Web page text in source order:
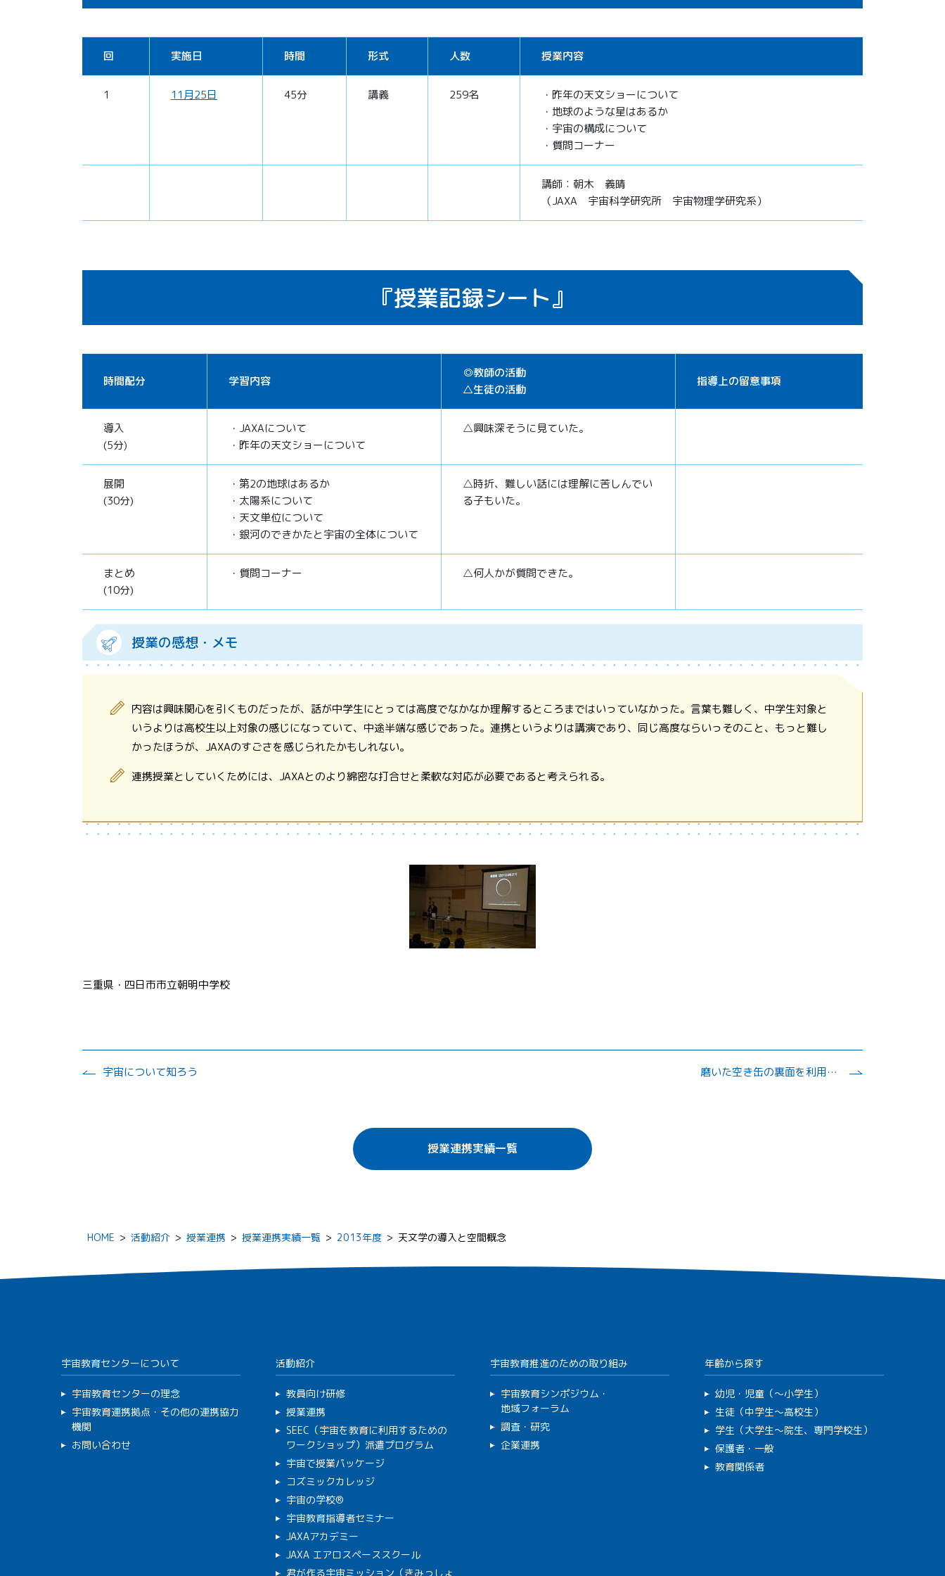
回 実施日 時間 形式 人数 授業内容
1 11月25日 45分 講義 259名
・昨年の天文ショーについて
・地球のような星はあるか
・宇宙の構成について
・質問コーナー
講師：朝木 義晴
（JAXA 宇宙科学研究所 宇宙物理学研究系）
『授業記録シート』
時間配分 学習内容
◎教師の活動
△生徒の活動
指導上の留意事項
導入
(5分)
・JAXAについて
・昨年の天文ショーについて
△興味深そうに見ていた。
展開
(30分)
・第2の地球はあるか
・太陽系について
・天文単位について
・銀河のできかたと宇宙の全体について
△時折、難しい話には理解に苦しんでい
る子もいた。
まとめ
(10分)
・質問コーナー △何人かが質問できた。
授業の感想・メモ
内容は興味関心を引くものだったが、話が中学生にとっては高度でなかなか理解するところまではいっていなかった。言葉も難しく、中学生対象と
いうよりは高校生以上対象の感じになっていて、中途半端な感じであった。連携というよりは講演であり、同じ高度ならいっそのこと、もっと難し
かったほうが、JAXAのすごさを感じられたかもしれない。
連携授業としていくためには、JAXAとのより綿密な打合せと柔軟な対応が必要であると考えられる。
三重県・四日市市立朝明中学校
宇宙について知ろう 磨いた空き缶の裏面を利用して、光の反射でマッチに火をつける
授業連携実績一覧
HOME > 活動紹介 > 授業連携 > 授業連携実績一覧 > 2013年度 > 天文学の導入と空間概念
宇宙教育センターについて
宇宙教育センターの理念
宇宙教育連携拠点・その他の連携協力
機関
お問い合わせ
活動紹介
教員向け研修
授業連携
SEEC（宇宙を教育に利用するための
ワークショップ）派遣プログラム
宇宙で授業パッケージ
コズミックカレッジ
宇宙の学校®
宇宙教育指導者セミナー
JAXAアカデミー
JAXA エアロスペーススクール
君が作る宇宙ミッション（きみっしょ
宇宙教育推進のための取り組み
宇宙教育シンポジウム・
地域フォーラム
調査・研究
企業連携
年齢から探す
幼児・児童（～小学生）
生徒（中学生～高校生）
学生（大学生～院生、専門学校生）
保護者・一般
教育関係者